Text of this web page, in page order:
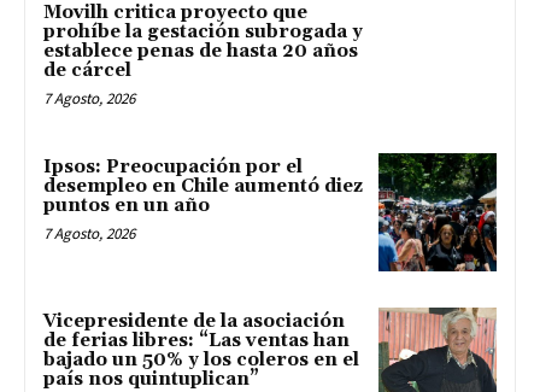
Movilh critica proyecto que
prohíbe la gestación subrogada y
establece penas de hasta 20 años
de cárcel
7 Agosto, 2026
Ipsos: Preocupación por el
desempleo en Chile aumentó diez
puntos en un año
7 Agosto, 2026
Vicepresidente de la asociación
de ferias libres: “Las ventas han
bajado un 50% y los coleros en el
país nos quintuplican”